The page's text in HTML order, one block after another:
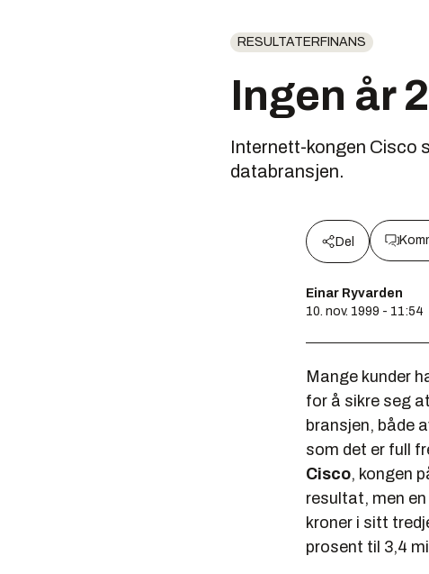
RESULTATERFINANS
Ingen år
Internett-kongen Cisco
databransjen.
Del
Einar Ryvarden
10. nov. 1999 - 11:54
Mange kunder
for å sikre seg
bransjen, både
som det er full
Cisco, kongen
resultat, men
kroner i sitt
prosent til 3,4